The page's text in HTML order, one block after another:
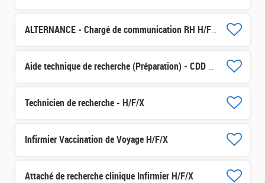
ALTERNANCE - Chargé de communication RH H/F/X
Aide technique de recherche (Préparation) - CDD 3 mois H/F/X
Technicien de recherche - H/F/X
Infirmier Vaccination de Voyage H/F/X
Attaché de recherche clinique Infirmier H/F/X